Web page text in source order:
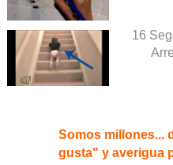
16
Somos millones...
gusta" y averigua